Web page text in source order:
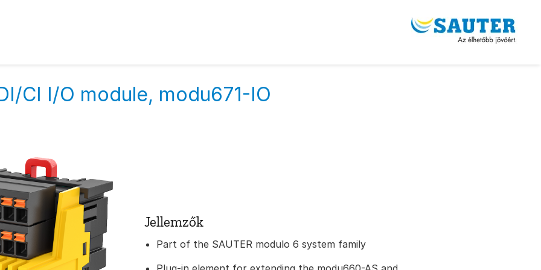
CI I/O module, modu671-IO
Jellemzők
Part of the SAUTER modulo 6 system family